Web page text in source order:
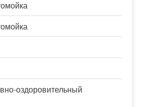
оздоровительный